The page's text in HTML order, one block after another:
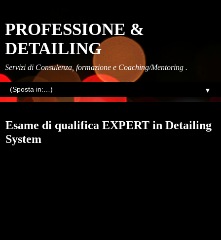
PROFESSIONE &
DETAILING
Servizi di Consulenza, formazione e Coaching/Mentoring .
▼
Esame di qualifica EXPERT in Detailing
System